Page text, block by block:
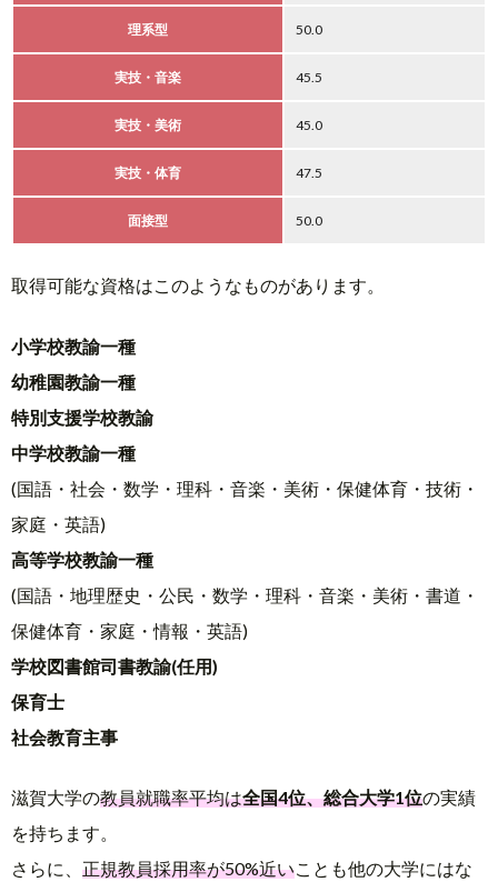
理系型 50.0
実技・音楽 45.5
実技・美術 45.0
実技・体育 47.5
面接型 50.0
取得可能な資格はこのようなものがあります。
小学校教諭一種
幼稚園教諭一種
特別支援学校教諭
中学校教諭一種
(国語・社会・数学・理科・音楽・美術・保健体育・技術・
家庭・英語)
高等学校教諭一種
(国語・地理歴史・公民・数学・理科・音楽・美術・書道・
保健体育・家庭・情報・英語)
学校図書館司書教諭(任用)
保育士
社会教育主事
滋賀大学の教員就職率平均は全国4位、総合大学1位の実績
を持ちます。
さらに、 正規教員採用率が50%近いことも他の大学にはな